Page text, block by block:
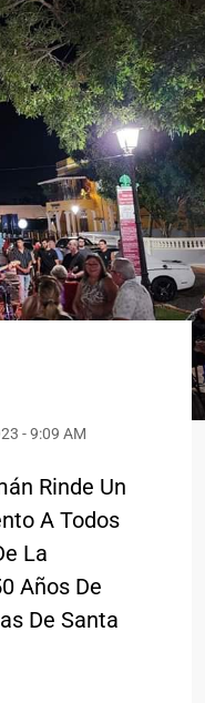
- 9:09 AM
Rinde Un
A Todos
La
Años De
De Santa